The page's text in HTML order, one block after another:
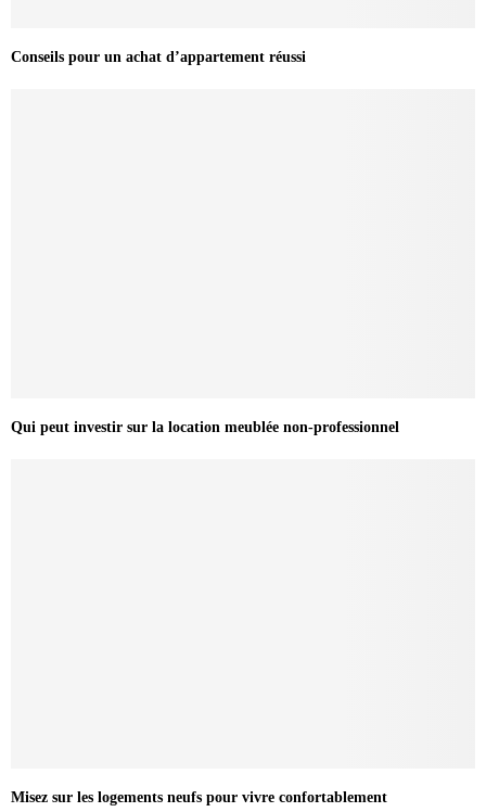
Conseils pour un achat d’appartement réussi
Qui peut investir sur la location meublée non-professionnel
Misez sur les logements neufs pour vivre confortablement